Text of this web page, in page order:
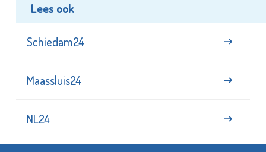
Lees ook
Schiedam24
Maassluis24
NL24